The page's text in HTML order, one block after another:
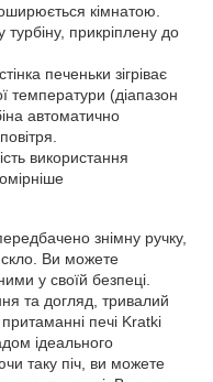
кімнатою.
прикріплену до
печеньки зігріває
температури (діапазон
автоматично
використання
знімну ручку,
скло. Ви можете
у своїй безпеці.
та догляд, тривалий
печі Kratki
ідеального
таку піч, ви можете